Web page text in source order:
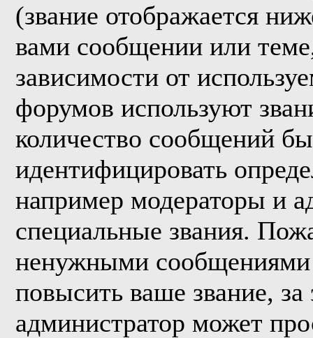
(звание отображается
вами сообщении или
зависимости от
форумов используют
количество сообщений
идентифицировать
например модераторы и
специальные звания.
ненужными сообщениями
повысить ваше звание, за
администратор может